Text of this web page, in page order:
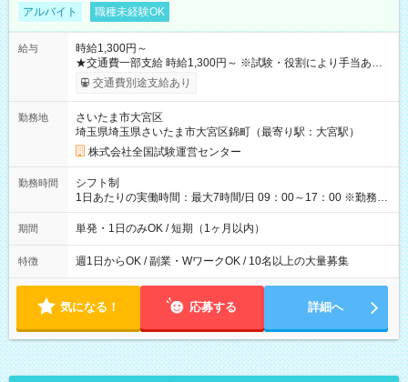
アルバイト 職種未経験OK
給与
時給1,300円～
★交通費一部支給 時給1,300円～ ※試験・役割により手当あり
※勤務回数により昇給あり 【即給（前払い）オプションあ
り！】 希望される場合、勤務から1週間ほどで給与の一部を受け
例】 ・河合塾模擬試験 8:30～17:30（休憩1時間） 時給1,300円
×8時間＝日収10,400円＋交通費 ※当日の役割により時給＋100
円の場合あり ・国家試験 7:00～13:30（休憩なし） 時給1,300
円（役割手当＋100円）×6時間＝日収8,400円＋交通費 【試用期
間】試用期間なし
交通費別途支給あり
勤務地
さいたま市大宮区
埼玉県埼玉県さいたま市大宮区錦町（最寄り駅：大宮駅）
株式会社全国試験運営センター
勤務時間
シフト制
1日あたりの実働時間：最大7時間/日 09：00～17：00 ※勤務時
間は 試験により異なります。
期間 単発・1日のみOK / 短期（1ヶ月以内）
特徴 週1日からOK / 副業・WワークOK / 10名以上の大量募集
気になる！ 応募する 詳細へ